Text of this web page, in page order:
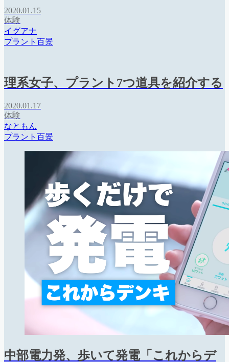
2020.01.15
体験
イグアナ
プラント百景
理系女子、プラント7つ道具を紹介する
2020.01.17
体験
なともん
プラント百景
中部電力発、歩いて発電「これからデ